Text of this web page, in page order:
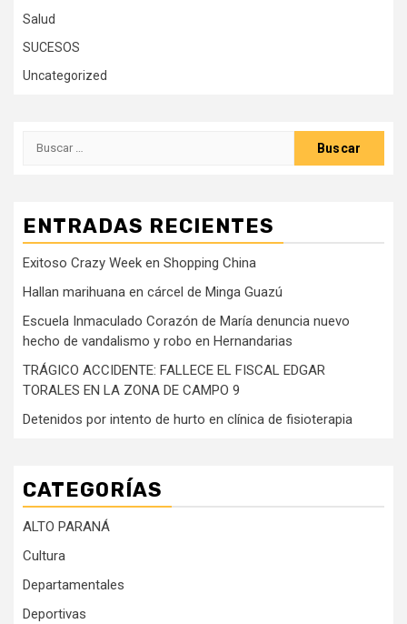
Salud
SUCESOS
Uncategorized
Buscar:
ENTRADAS RECIENTES
Exitoso Crazy Week en Shopping China
Hallan marihuana en cárcel de Minga Guazú
Escuela Inmaculado Corazón de María denuncia nuevo
hecho de vandalismo y robo en Hernandarias
TRÁGICO ACCIDENTE: FALLECE EL FISCAL EDGAR
TORALES EN LA ZONA DE CAMPO 9
Detenidos por intento de hurto en clínica de fisioterapia
CATEGORÍAS
ALTO PARANÁ
Cultura
Departamentales
Deportivas